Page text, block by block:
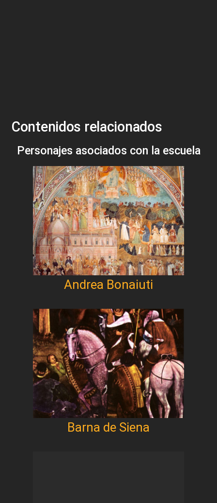
Contenidos relacionados
Personajes asociados con la escuela
Andrea Bonaiuti
Barna de Siena